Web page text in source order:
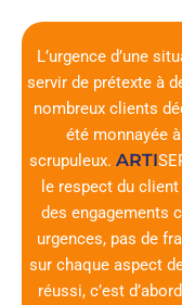
L’urgence d’une
servir de prétexte à
nombreux clients
été monnayée
scrupuleux. ARTI
le respect du
des engagements
urgences, pas de
sur chaque aspect
réussi, c’est